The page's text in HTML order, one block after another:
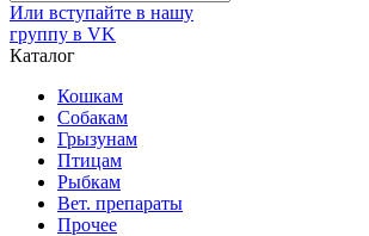
Или вступайте в нашу
группу в VK
Каталог
Кошкам
Собакам
Грызунам
Птицам
Рыбкам
Вет. препараты
Прочее